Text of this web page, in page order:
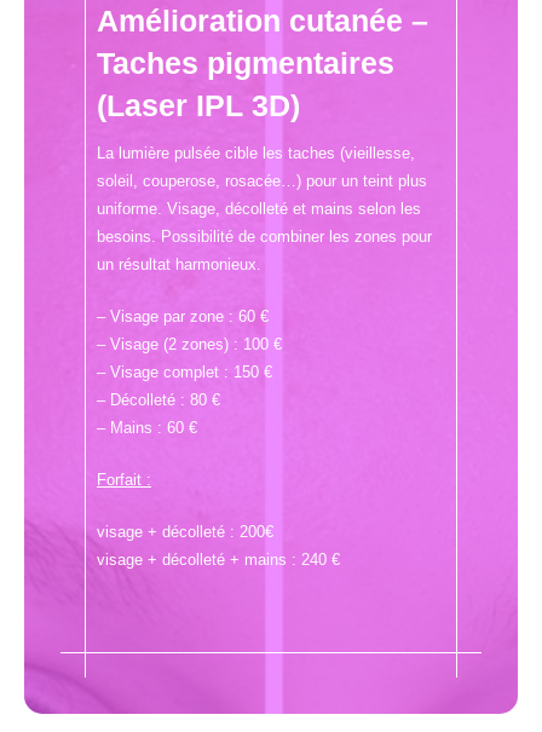
Amélioration cutanée –
Taches pigmentaires
(Laser IPL 3D)
La lumière pulsée cible les taches (vieillesse,
soleil, couperose, rosacée…) pour un teint plus
uniforme. Visage, décolleté et mains selon les
besoins. Possibilité de combiner les zones pour
un résultat harmonieux.
– Visage par zone : 60 €
– Visage (2 zones) : 100 €
– Visage complet : 150 €
– Décolleté : 80 €
– Mains : 60 €
Forfait :
visage + décolleté : 200€
visage + décolleté + mains : 240 €